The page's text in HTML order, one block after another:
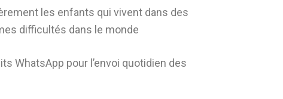
les enfants qui vivent dans des
difficultés dans le monde
WhatsApp pour l’envoi quotidien des